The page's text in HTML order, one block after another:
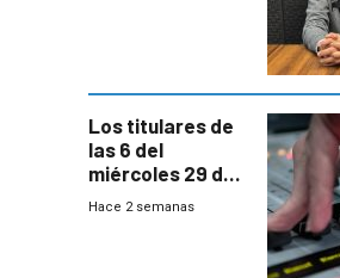
Los titulares de
las 6 del
miércoles 29 de
julio de 2026
Hace 2 semanas